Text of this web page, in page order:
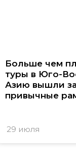
Больше чем
туры в Юго-
Азию вышли
привычные
29 июля